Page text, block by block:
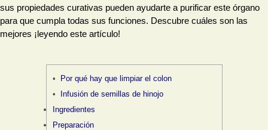
sus propiedades curativas pueden ayudarte a purificar este órgano
para que cumpla todas sus funciones. Descubre cuáles son las
mejores ¡leyendo este artículo!
Por qué hay que limpiar el colon
Infusión de semillas de hinojo
Ingredientes
Preparación